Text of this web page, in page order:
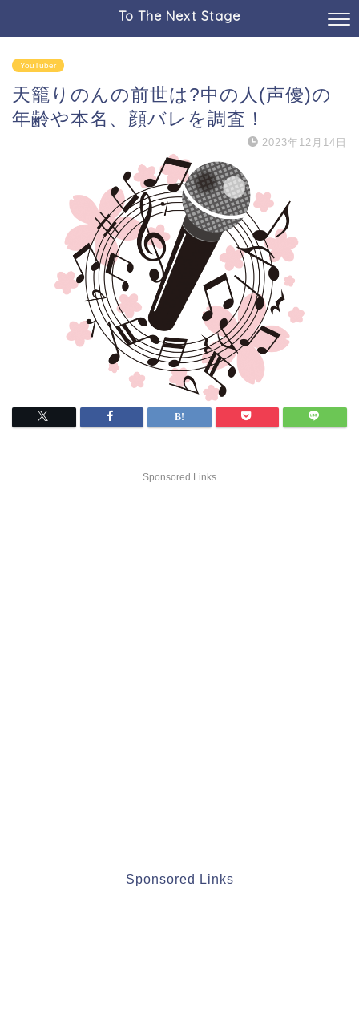
To The Next Stage
YouTuber
天籠りのんの前世は?中の人(声優)の
年齢や本名、顔バレを調査！
2023年12月14日
Sponsored Links
Sponsored Links